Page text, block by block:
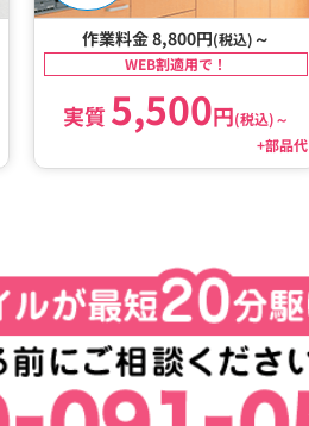
作業料金 8,800円(税込) ～
WEB割適用で！
実質 5,500円(税込)～
+部品代